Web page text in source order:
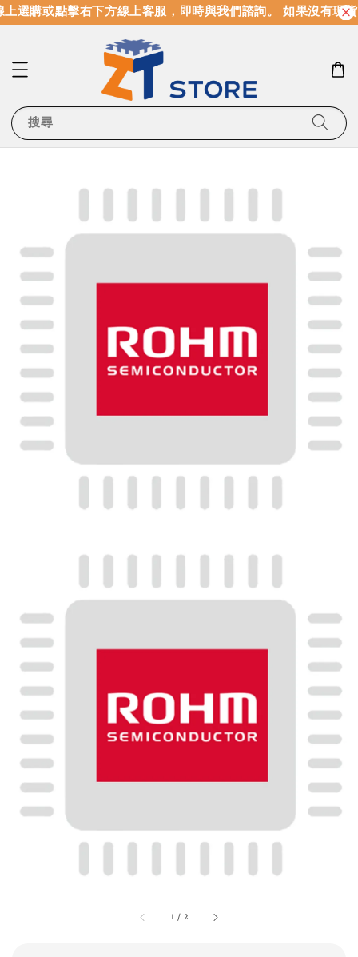
選購或點擊右下方線上客服，即時與我們諮詢。 如果沒有現
搜尋
1 / 2